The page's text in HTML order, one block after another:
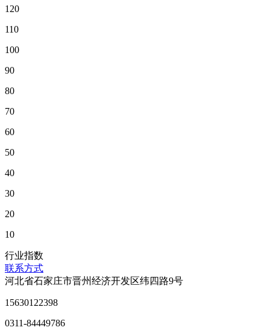
120
110
100
90
80
70
60
50
40
30
20
10
行业指数
联系方式
河北省石家庄市晋州经济开发区纬四路9号
15630122398
0311-84449786